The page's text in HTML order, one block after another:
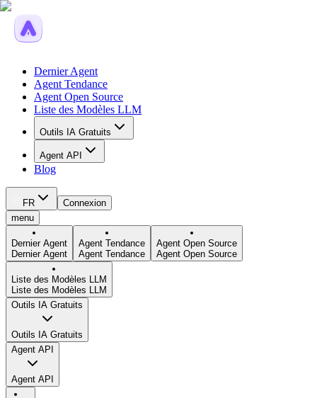
Dernier Agent
Agent Tendance
Agent Open Source
Liste des Modèles LLM
Outils IA Gratuits
Agent API
Blog
FR
Connexion
menu
Dernier Agent
Dernier Agent
Agent Tendance
Agent Tendance
Agent Open Source
Agent Open Source
Liste des Modèles LLM
Liste des Modèles LLM
Outils IA Gratuits
Outils IA Gratuits
Agent API
Agent API